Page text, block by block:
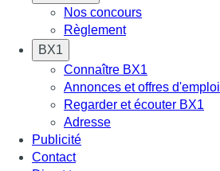
Nos concours
Règlement
BX1
Connaître BX1
Annonces et offres d'emploi
Regarder et écouter BX1
Adresse
Publicité
Contact